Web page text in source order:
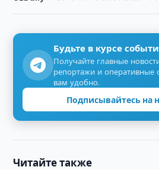
Будьте в курсе
Получайте главные
репортажи и оперативные
вам удобно.
Подписывайтесь на
Читайте также